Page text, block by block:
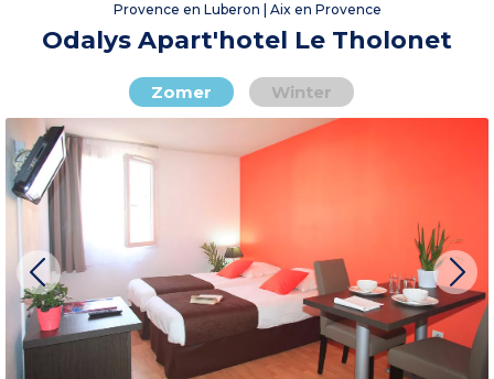
Provence en Luberon | Aix en Provence
Odalys Apart'hotel Le Tholonet
Zomer Winter